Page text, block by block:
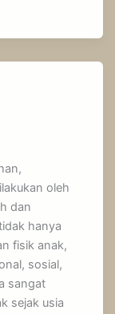
oleh
dan
hanya
fisik anak,
sosial,
sangat
sejak usia